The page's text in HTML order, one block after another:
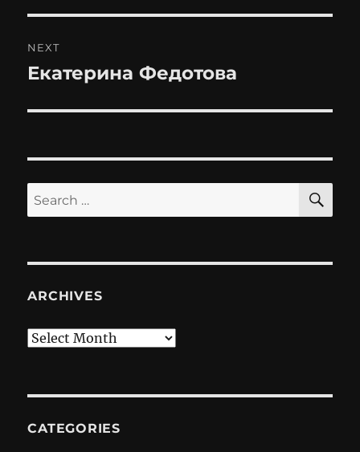
NEXT
Next
Екатерина Федотова
Search
for:
ARCHIVES
Archives
CATEGORIES